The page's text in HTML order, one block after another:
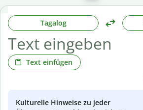
Tagalog
Text einfügen
Kulturelle Hinweise zu jeder